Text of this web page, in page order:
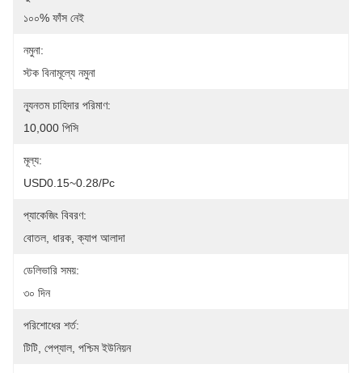
১০০% ফাঁস নেই
নমুনা:
স্টক বিনামূল্যে নমুনা
ন্যূনতম চাহিদার পরিমাণ:
10,000 পিসি
মূল্য:
USD0.15~0.28/pc
প্যাকেজিং বিবরণ:
বোতল, ধারক, ক্যাপ আলাদা
ডেলিভারি সময়:
৩০ দিন
পরিশোধের শর্ত:
টিটি, পেপ্যাল, পশ্চিম ইউনিয়ন